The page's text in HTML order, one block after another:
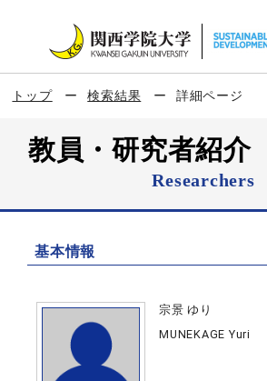
トップ 検索結果 詳細ページ
教員・研究者紹介
Researchers
基本情報
宗景 ゆり
MUNEKAGE Yuri